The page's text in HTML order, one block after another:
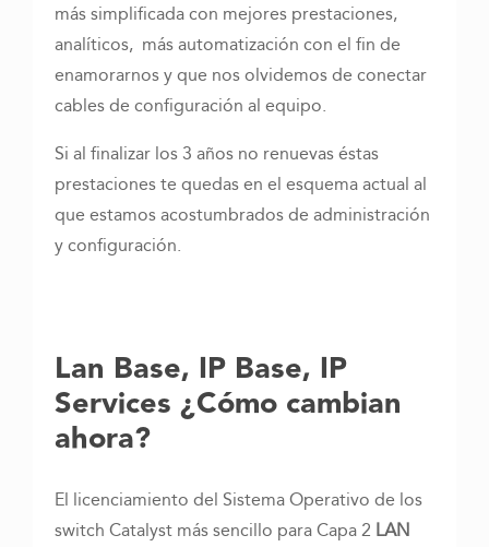
más simplificada con mejores prestaciones,
analíticos, más automatización con el fin de
enamorarnos y que nos olvidemos de conectar
cables de configuración al equipo.
Si al finalizar los 3 años no renuevas éstas
prestaciones te quedas en el esquema actual al
que estamos acostumbrados de administración
y configuración.
Lan Base, IP Base, IP
Services ¿Cómo cambian
ahora?
El licenciamiento del Sistema Operativo de los
switch Catalyst más sencillo para Capa 2 LAN